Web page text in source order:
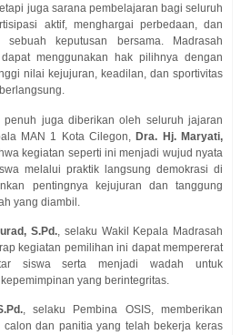
juga sarana pembelajaran bagi seluruh
aktif, menghargai perbedaan, dan
keputusan bersama. Madrasah
menggunakan hak pilihnya dengan
nilai kejujuran, keadilan, dan sportivitas
penuh juga diberikan oleh seluruh jajaran
MAN 1 Kota Cilegon,Dra. Hj. Maryati,
kegiatan seperti ini menjadi wujud nyata
melalui praktik langsung demokrasi di
pentingnya kejujuran dan tanggung
yang diambil.
S.Pd., selaku Wakil Kepala Madrasah
kegiatan pemilihan ini dapat mempererat
siswa serta menjadi wadah untuk
yang berintegritas.
, selaku Pembina OSIS, memberikan
dan panitia yang telah bekerja keras